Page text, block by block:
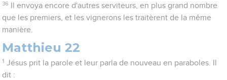
36
Il envoya encore d'autres serviteurs, en plus grand nombre
que les premiers, et les vignerons les traitèrent de la même
manière.
Matthieu 22
1 Jésus prit la parole et leur parla de nouveau en paraboles. Il
dit :